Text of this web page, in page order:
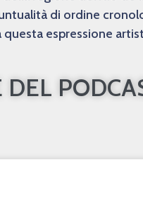
di ordine
espressione